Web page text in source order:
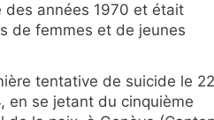
des années 1970 et était
de femmes et de jeunes
tentative de suicide le 22
, en se jetant du cinquième